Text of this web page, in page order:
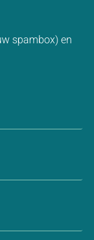
spambox) en